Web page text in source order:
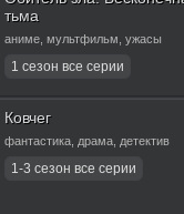
тьма
аниме, мультфильм, ужасы
Ковчег
фантастика, драма, детектив